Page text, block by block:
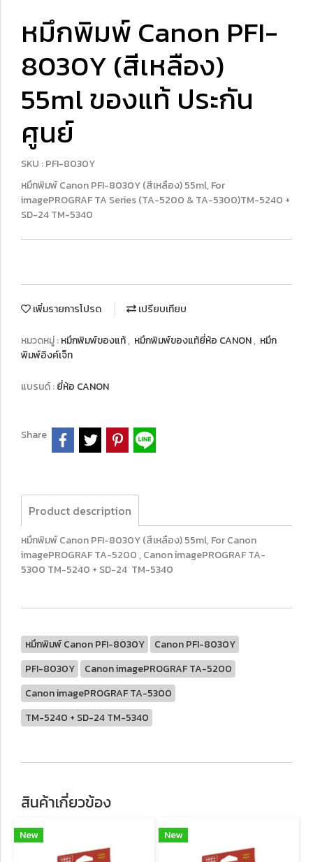
หมึกพิมพ์ Canon PFI-
8030Y (สีเหลือง)
55ml ของแท้ ประกัน
ศูนย์
SKU : PFI-8030Y
หมึกพิมพ์ Canon PFI-8030Y (สีเหลือง) 55ml, For
imagePROGRAF TA Series (TA-5200 & TA-5300)TM-5240 +
SD-24 TM-5340
เพิ่มรายการโปรด เปรียบเทียบ
หมวดหมู่ :หมึกพิมพ์ของแท้, หมึกพิมพ์ของแท้ยี่ห้อ CANON, หมึก
พิมพ์อิงค์เจ็ท
แบรนด์ :ยี่ห้อ CANON
Share
Product description
หมึกพิมพ์ Canon PFI-8030Y (สีเหลือง) 55ml, For Canon
imagePROGRAF TA-5200 , Canon imagePROGRAF TA-
5300 TM-5240 + SD-24 TM-5340
หมึกพิมพ์ Canon PFI-8030Y
Canon PFI-8030Y
PFI-8030Y
Canon imagePROGRAF TA-5200
Canon imagePROGRAF TA-5300
TM-5240 + SD-24 TM-5340
สินค้าเกี่ยวข้อง
New New